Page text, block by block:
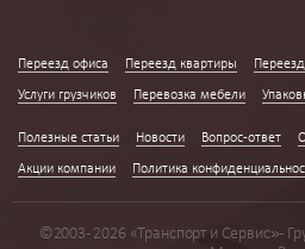
Переезд офиса Переезд квартиры
Услуги грузчиков Перевозка мебели
Полезные статьи Новости Вопрос-ответ
Акции компании Политика
©2003 - 2026 «Транспорт и Сервис» -